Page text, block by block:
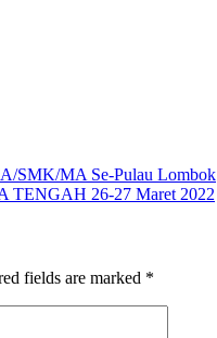
SMK/MA Se-Pulau Lombok
TENGAH 26-27 Maret 2022
fields are marked *